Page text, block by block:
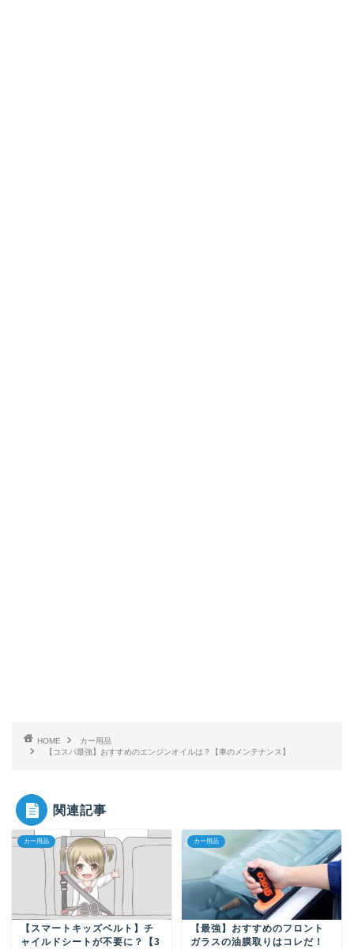
HOME
カー用品
【コスパ最強】おすすめのエンジンオイルは？【車のメンテナンス】
関連記事
カー用品
【スマートキッズベルト】チ
ャイルドシートが不要に？【3
カー用品
【最強】おすすめのフロント
ガラスの油膜取りはコレだ！